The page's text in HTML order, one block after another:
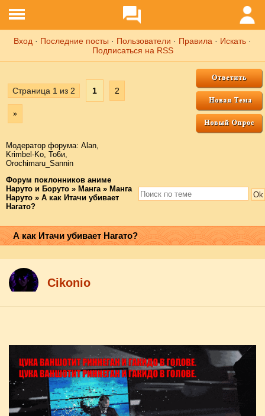
Вход · Последние посты · Пользователи · Правила · Искать ·
Подписаться на RSS
Страница 1 из 2 1 2
»
Модератор форума: Аlаn,
Krimbel-Ko, То6и,
Orochimaru_Sannin
Форум поклонников аниме
Наруто и Боруто » Манга » Манга
Наруто » А как Итачи убивает
Нагато?
А как Итачи убивает Нагато?
Cikоnio